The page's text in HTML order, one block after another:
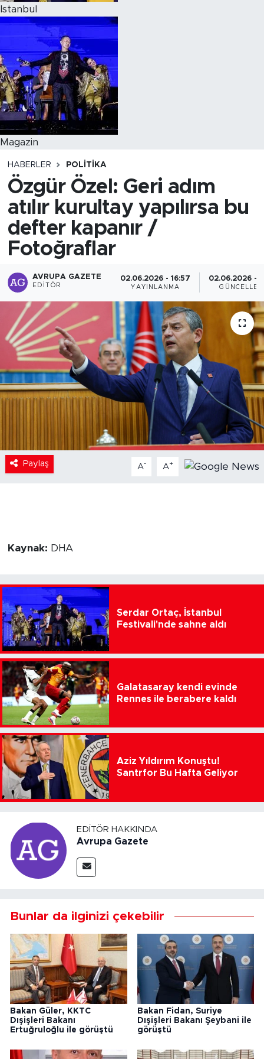
Istanbul
Magazin
HABERLER POLITIKA
Özgür Özel: Geri adım
atılır kurultay yapılırsa bu
defter kapanır /
Fotoğraflar
AVRUPA GAZETE
EDITÖR
02.06.2026 - 16:57
YAYINLANMA
02.06.2026 -
Paylaş A- A+
Kaynak: DHA
Serdar Ortaç, İstanbul
Festivali'nde sahne aldı
Galatasaray kendi evinde
Rennes ile berabere kaldı
Aziz Yıldırım Konuştu!
Santrfor Bu Hafta Geliyor
EDITÖR HAKKINDA
Avrupa Gazete
Bunlar da ilginizi çekebilir
Bakan Güler, KKTC
Dışişleri Bakanı
Ertuğruloğlu ile görüştü
Bakan Fidan, Suriye
Dışişleri Bakanı Şeybani ile
görüştü